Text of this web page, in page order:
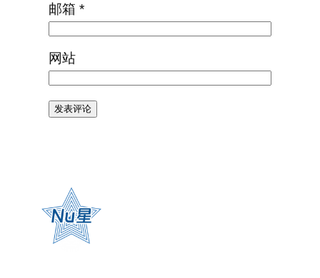
邮箱 *
网站